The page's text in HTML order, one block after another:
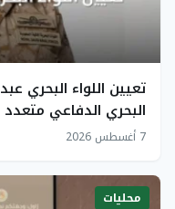
تعيين اللواء البحري
البحري الدفاعي متعدد
7 أغسطس 2026
محليات